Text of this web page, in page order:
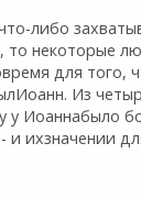
либо
некоторые
для того,
Из
у Иоаннабыло
и ихзначении